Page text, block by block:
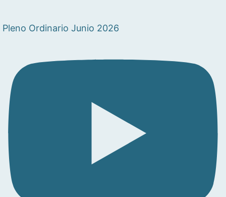
Pleno Ordinario Junio 2026